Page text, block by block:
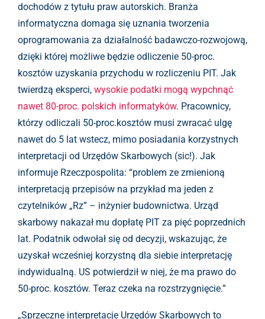
dochodów z tytułu praw autorskich. Branża
informatyczna domaga się uznania tworzenia
oprogramowania za działalność badawczo-rozwojową,
dzięki której możliwe będzie odliczenie 50-proc.
kosztów uzyskania przychodu w rozliczeniu PIT. Jak
twierdzą eksperci, wysokie podatki mogą wypchnąć
nawet 80-proc. polskich informatyków. Pracownicy,
którzy odliczali 50-proc.kosztów musi zwracać ulgę
nawet do 5 lat wstecz, mimo posiadania korzystnych
interpretacji od Urzędów Skarbowych (sic!). Jak
informuje Rzeczpospolita: “problem ze zmienioną
interpretacją przepisów na przykład ma jeden z
czytelników „Rz” – inżynier budownictwa. Urząd
skarbowy nakazał mu dopłatę PIT za pięć poprzednich
lat. Podatnik odwołał się od decyzji, wskazując, że
uzyskał wcześniej korzystną dla siebie interpretację
indywidualną. US potwierdził w niej, że ma prawo do
50-proc. kosztów. Teraz czeka na rozstrzygnięcie.”
„Sprzeczne interpretacje Urzędów Skarbowych to